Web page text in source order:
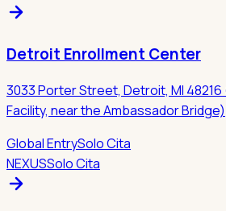
Detroit Enrollment Center
3033 Porter Street, Detroit, MI
Facility, near the Ambassador Bridge)
Global EntrySolo Cita
NEXUSSolo Cita